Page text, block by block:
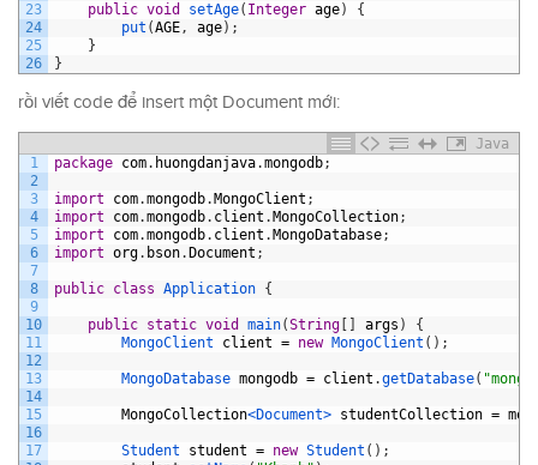
23
24
25
26
public void setAge( Integer age)
{
put (AGE , age) ;
}
}
rồi viết code để insert một Document mới:
Java
1
2
3
4
5
6
7
8
9
10
11
12
13
14
15
16
17
package com. huongdanjava.mongodb;
import com.mongodb.MongoClient ;
import
com.mongodb. client .MongoCollection;
import
com.mongodb. client .MongoDatabase;
import org. bson.Document ;
public class Application {
public static void main(String [ ] args )
{
MongoClient client = new MongoClient ( ) ;
MongoDatabase mongodb = client .getDatabase(
MongoCollection<Document> studentCollection =
Student student = new Student ( ) ;